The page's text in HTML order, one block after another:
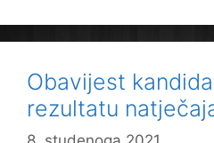
Obavijest
rezultatu